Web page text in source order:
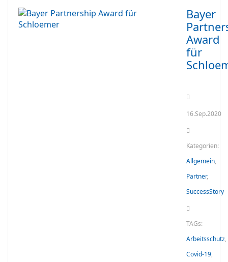
Bayer
Award
für
16.Sep.2020
Kategorien:
Allgemein,
Partner,
SuccessStory
TAGs:
Arbeitsschutz,
Covid-19,